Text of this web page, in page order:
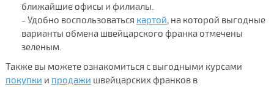
ближайшие офисы и филиалы.
- Удобно воспользоваться картой, на которой выгодные
варианты обмена швейцарского франка отмечены
зеленым.
Также вы можете ознакомиться с выгодными курсами
покупки и продажи швейцарских франков в